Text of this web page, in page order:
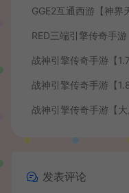
发表评论